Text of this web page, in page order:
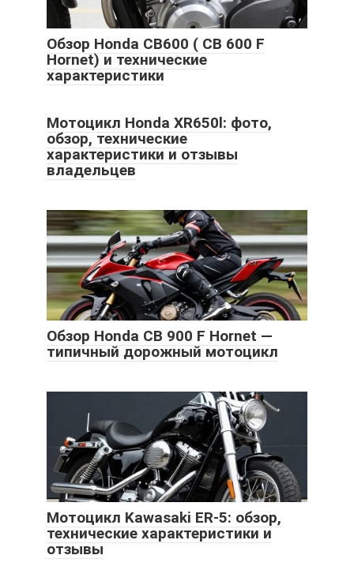
Обзор Honda CB600 ( CB 600 F
Hornet) и технические
характеристики
Мотоцикл Honda XR650l: фото,
обзор, технические
характеристики и отзывы
владельцев
Обзор Honda CB 900 F Hornet —
типичный дорожный мотоцикл
Мотоцикл Kawasaki ER-5: обзор,
технические характеристики и
отзывы